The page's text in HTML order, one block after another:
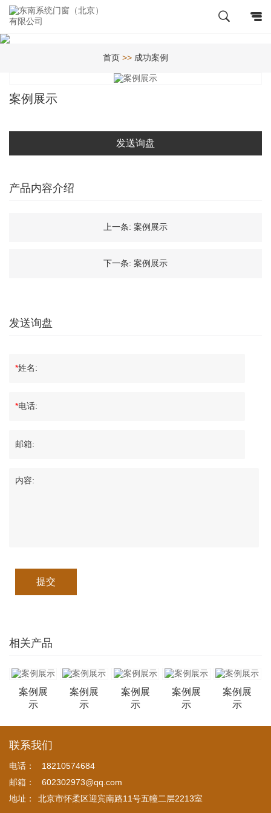
首页 >> 成功案例
案例展示
发送询盘
产品内容介绍
上一条: 案例展示
下一条: 案例展示
发送询盘
*姓名:
*电话:
邮箱:
内容:
提交
相关产品
案例展
示
案例展
示
案例展
示
案例展
示
案例展
示
联系我们
电话：
18210574684
邮箱：
602302973@qq.com
地址：
北京市怀柔区迎宾南路11号五幢二层2213室